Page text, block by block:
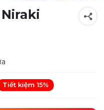
Tiết kiệm 15%